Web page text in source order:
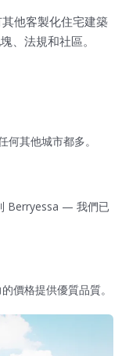
他客製化住宅建築
、法規和社區。
其他城市都多。
Berryessa — 我們已
價格提供優質品質。